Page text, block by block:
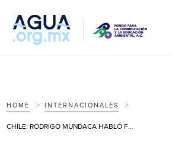
HOME INTERNACIONALES